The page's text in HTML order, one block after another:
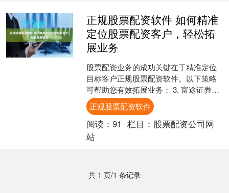
正规股票配资软件 如何精准
定位股票配资客户，轻松拓
展业务
股票配资业务的成功关键在于精准定位
目标客户正规股票配资软件。以下策略
可帮助您有效拓展业务： 3. 富途证券：
富途证券是一家知名的在线券商，提供
股票配资服务。平台....
正规股票配资软件
阅读： 91 栏目： 股票配资公司网
站
共 1 页/1 条记录